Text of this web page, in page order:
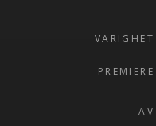
VARIGHET
PREMIERE
AV